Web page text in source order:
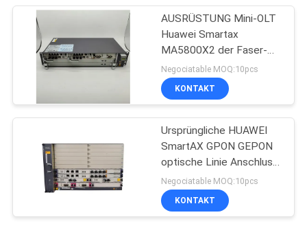
Faser-
Optikanschlusskasten
Faser-Optikteiler
20
AUSRÜSTUNG Mini-OLT
Huawei Smartax
MA5800X2 der Faser-
MA5800-X2
Optikfaseroptikanschluß
Wechselstrom-DCs
Negociatable MOQ:10pcs
KONTAKT
Ursprüngliche HUAWEI
SmartAX GPON GEPON
optische Linie Anschluss
OLT MA5683T
Negociatable MOQ:10pcs
KONTAKT